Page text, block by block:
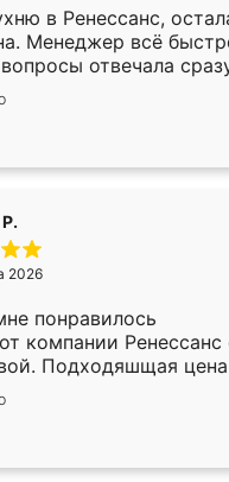
в Ренессанс,
Менеджер всё
отвечала
в субботу,
работали аккуратно,
2026
понравилось
компании Ренессанс
Подходяшщая
изготовления.
Владислав
эскизу самый